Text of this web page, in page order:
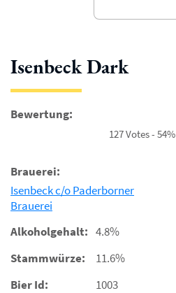
Isenbeck Dark
Bewertung:
127 Votes - 54%
Brauerei:
Isenbeck c/o Paderborner
Brauerei
Alkoholgehalt: 4.8%
Stammwürze:
11.6%
Bier Id:
1003